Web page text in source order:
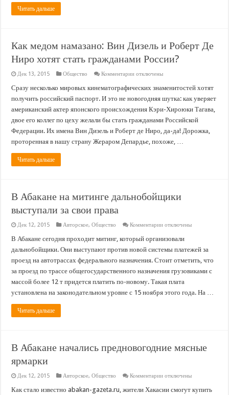
Читать дальше
Как медом намазано: Вин Дизель и Роберт Де
Ниро хотят стать гражданами России?
Дек 13, 2015 Общество Комментариик
Как
намазано:
Дизель
и
Де
Ниро
хотят
отключены
Сразу несколько мировых кинематографических знаменитостей хотят
получить российский паспорт. И это не новогодняя шутка: как уверяет
американский актер японского происхождения Кэри-Хироюки Тагава,
двое его коллег по цеху желали бы стать гражданами Российской
Федерации. Их имена Вин Дизель и Роберт де Ниро, да-да! Дорожка,
проторенная в нашу страну Жераром Депардье, похоже, …
Читать дальше
В Абакане на митинге дальнобойщики
выступали за свои права
Дек 12, 2015 Авторское,Общество Комментариик
В
на
дальнобойщики
выступали
свои
права
отключены
В Абакане сегодня проходит митинг, который организовали
дальнобойщики. Они выступают против новой системы платежей за
проезд на автотрассах федерального назначения. Стоит отметить, что
за проезд по трассе общегосударственного назначения грузовиками с
массой более 12 т придется платить по-новому. Такая плата
установлена на законодательном уровне с 15 ноября этого года. На …
Читать дальше
В Абакане начались предновогодние мясные
ярмарки
Дек 12, 2015 Авторское,Общество Комментариик
В
отключены
Как стало известно abakan-gazeta.ru, жители Хакасии смогут купить